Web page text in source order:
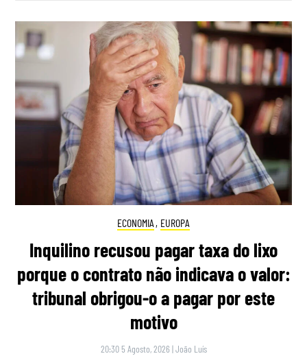
ECONOMIA , EUROPA
Inquilino recusou pagar taxa do lixo
porque o contrato não indicava o valor:
tribunal obrigou-o a pagar por este
motivo
20:30 5 Agosto, 2026 |João Luís